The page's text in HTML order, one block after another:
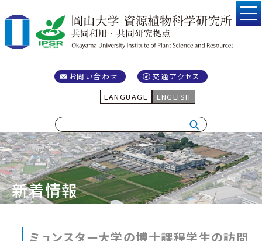
お問い合わせ
交通アクセス
LANGUAGE
ENGLISH
新着情報
ミュンスター大学の博士課程学生の訪問